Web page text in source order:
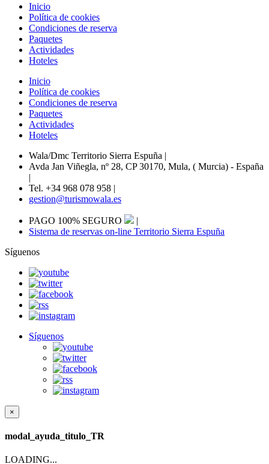
Inicio
Política de cookies
Condiciones de reserva
Paquetes
Actividades
Hoteles
Inicio
Política de cookies
Condiciones de reserva
Paquetes
Actividades
Hoteles
Wala/Dmc Territorio Sierra Espuña |
Avda Jan Viñegla, nº 28, CP 30170, Mula, ( Murcia) - España
|
Tel. +34 968 078 958 |
gestion@turismowala.es
PAGO 100% SEGURO
|
Sistema de reservas on-line Territorio Sierra Espuña
Síguenos
Síguenos
×
modal_ayuda_titulo_TR
LOADING...